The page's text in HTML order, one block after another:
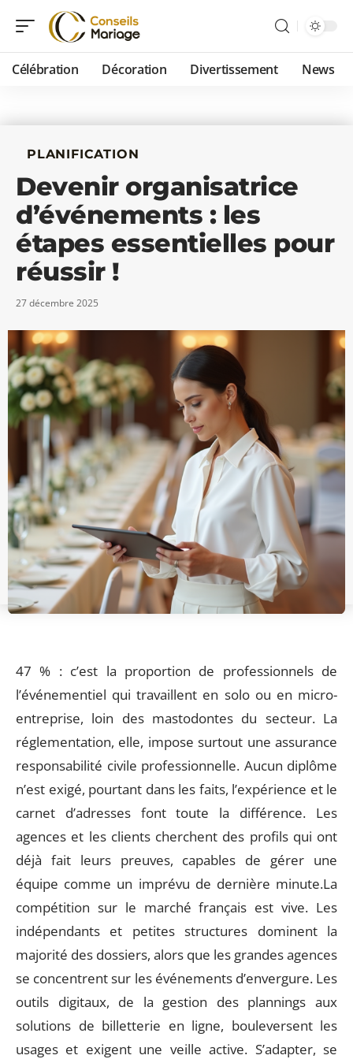
Célébration Décoration Divertissement News
PLANIFICATION
Devenir organisatrice
d’événements : les
étapes essentielles pour
réussir !
27 décembre 2025
47 % : c’est la proportion de professionnels de
l’événementiel qui travaillent en solo ou en micro-
entreprise, loin des mastodontes du secteur. La
réglementation, elle, impose surtout une assurance
responsabilité civile professionnelle. Aucun diplôme
n’est exigé, pourtant dans les faits, l’expérience et le
carnet d’adresses font toute la différence. Les
agences et les clients cherchent des profils qui ont
déjà fait leurs preuves, capables de gérer une
équipe comme un imprévu de dernière minute.La
compétition sur le marché français est vive. Les
indépendants et petites structures dominent la
majorité des dossiers, alors que les grandes agences
se concentrent sur les événements d’envergure. Les
outils digitaux, de la gestion des plannings aux
solutions de billetterie en ligne, bouleversent les
usages et exigent une veille active. S’adapter, se